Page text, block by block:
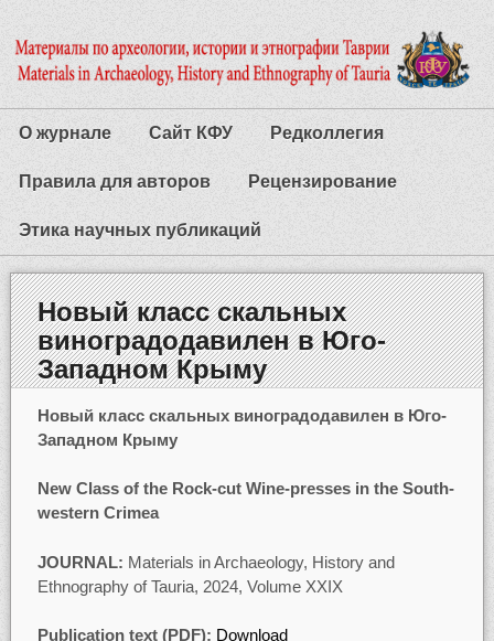
О журнале Сайт КФУ Редколлегия
Правила для авторов Рецензирование
Этика научных публикаций
Новый класс скальных
виноградодавилен в Юго-
Западном Крыму
Новый класс скальных виноградодавилен в Юго-
Западном Крыму
New Class of the Rock-cut Wine-presses in the South-
western Crimea
JOURNAL: Materials in Archaeology, History and
Ethnography of Tauria, 2024, Volume XXIХ
Publication text (PDF): Download